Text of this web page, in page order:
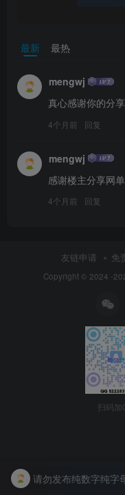
最新 最热
mengwj
真心感谢你的分
4个月前 回复
mengwj
感谢楼主分享网
4个月前 回复
友链申请 免
Copyright © 2024 -
扫码加
本站主题由Zibll